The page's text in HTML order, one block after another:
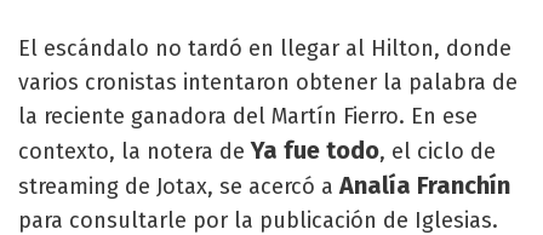
El escándalo no tardó en llegar al Hilton, donde
varios cronistas intentaron obtener la palabra de
la reciente ganadora del Martín Fierro. En ese
contexto, la notera deYa fue todo, el ciclo de
streaming de Jotax, se acercó aAnalía Franchín
para consultarle por la publicación de Iglesias.